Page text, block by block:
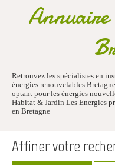
Annuaire
Retrouvez les spécialistes en
énergies renouvelables
optant pour les énergies
Habitat & Jardin Les Energies
en Bretagne
Affiner votre